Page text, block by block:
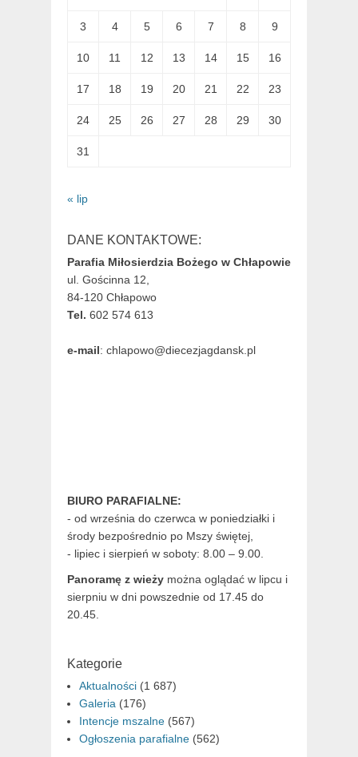
3 4 5 6 7 8 9
10 11 12 13 14 15 16
17 18 19 20 21 22 23
24 25 26 27 28 29 30
31
« lip
DANE KONTAKTOWE:
Parafia Miłosierdzia Bożego w Chłapowie
ul. Gościnna 12,
84-120 Chłapowo
Tel. 602 574 613
e-mail: chlapowo@diecezjagdansk.pl
BIURO PARAFIALNE:
- od września do czerwca w poniedziałki i
środy bezpośrednio po Mszy świętej,
- lipiec i sierpień w soboty: 8.00 – 9.00.
Panoramę z wieży można oglądać w lipcu i
sierpniu w dni powszednie od 17.45 do
20.45.
Kategorie
Aktualności (1 687)
Galeria (176)
Intencje mszalne (567)
Ogłoszenia parafialne (562)